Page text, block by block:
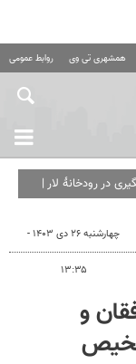
همشهری تی وی روابط عمومی
در رودخانۀ لار |
چهارشنبه ۲۶ دی ۱۴۰۳ -
۱۳:۳۵
و